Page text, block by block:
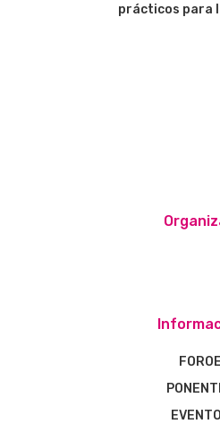
prácticos para
FOROE